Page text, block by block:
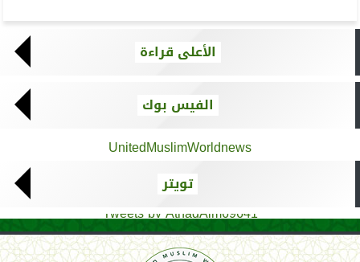
الأعلى قراءة
الفيس بوك
UnitedMuslimWorldnews
تويتر
Tweets by AthadAlm69641